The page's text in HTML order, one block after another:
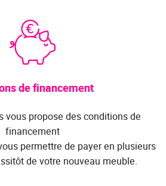
de financement
vous propose des conditions de
financement
permettre de payer en plusieurs
de votre nouveau meuble.